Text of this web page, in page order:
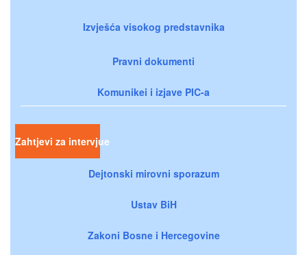
Izvješća visokog predstavnika
Pravni dokumenti
Komunikei i izjave PIC-a
Zahtjevi za intervjue
Dejtonski mirovni sporazum
Ustav BiH
Zakoni Bosne i Hercegovine